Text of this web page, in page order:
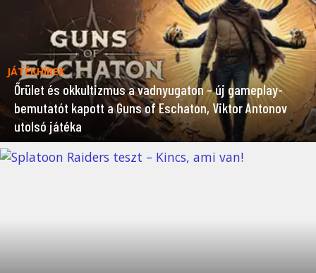
JÁTÉKHÍREK
Őrület és okkultizmus a vadnyugaton – új gameplay-
bemutatót kapott a Guns of Eschaton, Viktor Antonov
utolsó játéka